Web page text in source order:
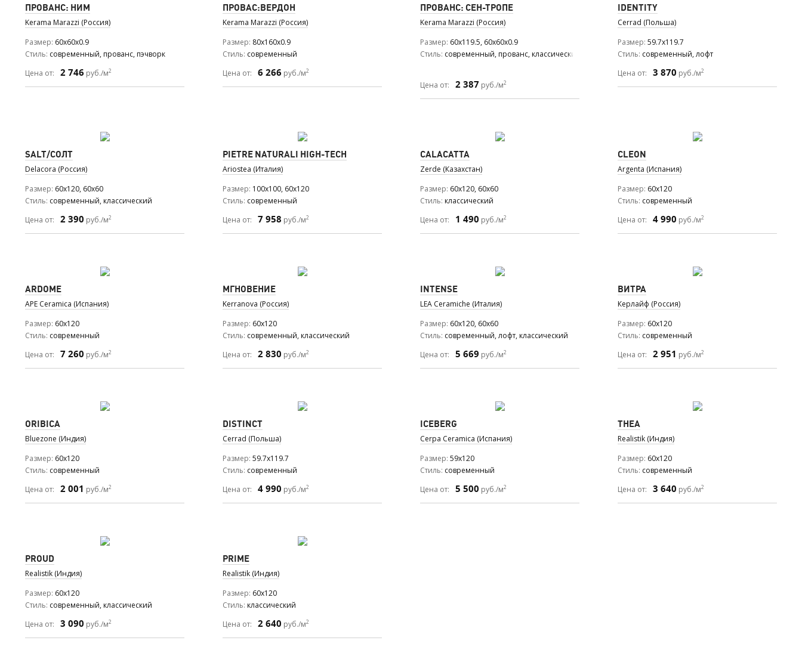
ПРОВАНС: НИМ
Kerama Marazzi (Россия)
Размер 60x60x0.9
Стиль современный, прованс, пэчворк
Цена от:
2 746 руб./м2
ПРОВАС:ВЕРДОН
Kerama Marazzi (Россия)
Размер 80x160x0.9
Стиль современный
Цена от:
6 266 руб./м2
ПРОВАНС: СЕН-ТРОПЕ
Kerama Marazzi (Россия)
Размер 60x119.5, 60x60x0.9
Стиль современный, прованс, классический, романтизм
Цена от: 2 387 руб./м2
IDENTITY
Cerrad (Польша)
Размер 59.7x119.7
Стиль современный, лофт
Цена от:
3 870 руб./м2
SALT/СОЛТ
Delacora (Россия)
Размер 60x120, 60x60
Стиль современный, классический
Цена от:
2 390 руб./м2
PIETRE NATURALI HIGH-TECH
Ariostea (Италия)
Размер 100x100, 60x120
Стиль современный
Цена от:
7 958 руб./м2
CALACATTA
Zerde (Казахстан)
Размер 60x120, 60x60
Стиль классический
Цена от:
1 490 руб./м2
CLEON
Argenta (Испания)
Размер 60x120
Стиль современный
Цена от:
4 990 руб./м2
ARDOME
APE Ceramica (Испания)
Размер 60x120
Стиль современный
Цена от:
7 260 руб./м2
МГНОВЕНИЕ
Kerranova (Россия)
Размер 60x120
Стиль современный, классический
Цена от:
2 830 руб./м2
INTENSE
LEA Ceramiche (Италия)
Размер 60x120, 60x60
Стиль современный, лофт, классический
Цена от:
5 669 руб./м2
ВИТРА
Керлайф (Россия)
Размер 60x120
Стиль современный
Цена от:
2 951 руб./м2
ORIBICA
Bluezone (Индия)
Размер 60x120
Стиль современный
Цена от:
2 001 руб./м2
DISTINCT
Cerrad (Польша)
Размер 59.7x119.7
Стиль современный
Цена от:
4 990 руб./м2
ICEBERG
Cerpa Ceramica (Испания)
Размер 59x120
Стиль современный
Цена от:
5 500 руб./м2
THEA
Realistik (Индия)
Размер 60x120
Стиль современный
Цена от:
3 640 руб./м2
PROUD
Realistik (Индия)
Размер 60x120
Стиль современный, классический
Цена от:
3 090 руб./м2
PRIME
Realistik (Индия)
Размер 60x120
Стиль классический
Цена от:
2 640 руб./м2